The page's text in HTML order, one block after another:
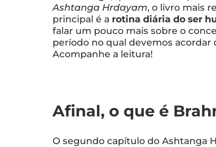
Ashtanga Hrdayam, o livro mais
principal é a rotina diária do ser
falar um pouco mais sobre o
período no qual devemos acordar
Acompanhe a leitura!
Afinal, o que é
O segundo capítulo do Ashtanga